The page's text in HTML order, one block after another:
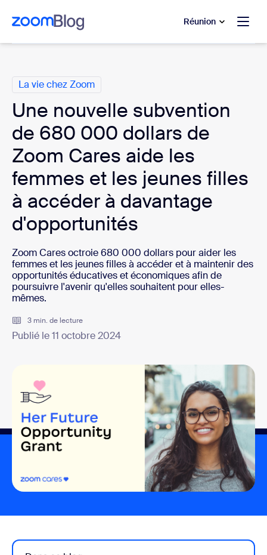
contenu principal
au chat d’aide
Réunion
La vie chez Zoom
Une nouvelle subvention
de 680 000 dollars de
Zoom Cares aide les
femmes et les jeunes filles
à accéder à davantage
d'opportunités
Zoom Cares octroie 680 000 dollars pouraider les
femmes et les jeunes filles à accéder et à maintenir des
opportunités éducatives et économiques afin de
poursuivre l'avenir qu'elles souhaitent pour elles-
mêmes.
3 min. de lecture
Publié le 11 octobre 2024